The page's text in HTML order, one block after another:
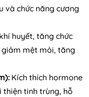
và chức năng cương
huyết, tăng chức
mệt mỏi, tăng
Kích thích hormone
thiện tinh trùng, hỗ